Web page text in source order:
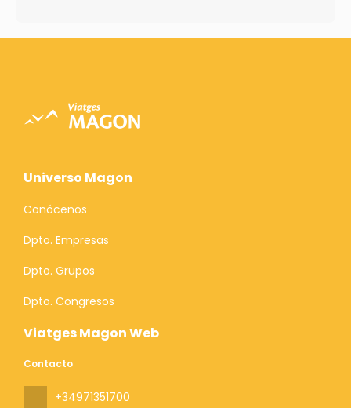
Viatges Magon Web
Contacto
+34971351700
Universo Magon
Conócenos
Dpto. Empresas
Dpto. Grupos
Dpto. Congresos